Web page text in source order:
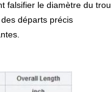
falsifier le diamètre du trou.
départs précis